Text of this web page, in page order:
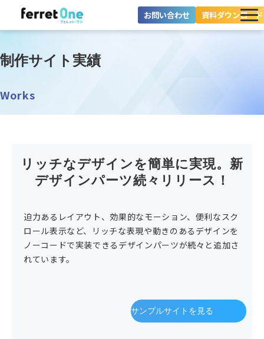
お問い合わせ 資料ダウンロード
ツール・機能一覧
料金プラン
セミナー
お役立ち情報
制作サイト実績
Works
リッチなデザインを簡単に実現。新
デザインパーツ続々リリース！
迫力あるレイアウト、効果的なモーション、便利なスク
ロール表示など、リッチな表現や動きのあるデザインを
ノーコードで実装できるデザインパーツが続々と追加さ
れています。
サンプルサイトを見る